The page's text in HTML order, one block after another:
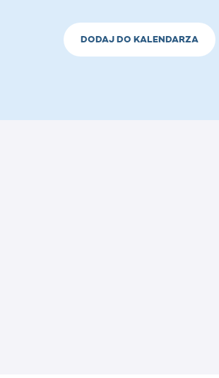
DODAJ DO KALENDARZA